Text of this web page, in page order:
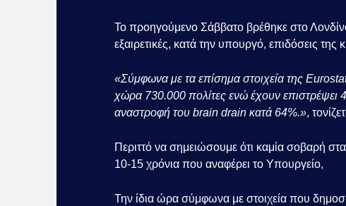
Το προηγούμενο Σάββατο βρέθηκε στο
εξαιρετικές, κατά την υπουργό, επιδόσεις
«Σύμφωνα με τα επίσημα στοιχεία της
χώρα 730.000 πολίτες ενώ έχουν επιστρέψει
αναστροφή του brain drain κατά 64%.»,
Περιττό να σημειώσουμε ότι καμία σοβαρή
10-15 χρόνια που αναφέρει το Υπουργείο,
Την ίδια ώρα σύμφωνα με στοιχεία που